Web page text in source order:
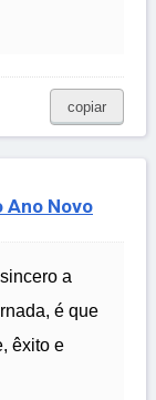
copiar
Ano Novo
a
é que
êxito e